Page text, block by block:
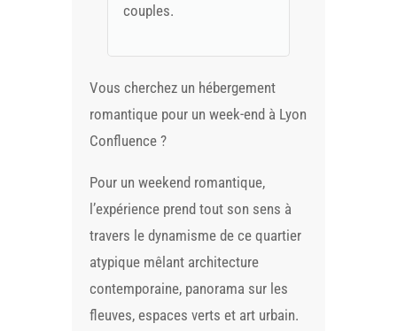
couples.
Vous cherchez un hébergement
romantique pour un week-end à Lyon
Confluence ?
Pour un weekend romantique,
l’expérience prend tout son sens à
travers le dynamisme de ce quartier
atypique mêlant architecture
contemporaine, panorama sur les
fleuves, espaces verts et art urbain.